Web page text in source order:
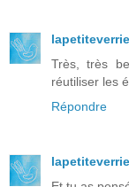
Très, très
réutiliser les
Répondre